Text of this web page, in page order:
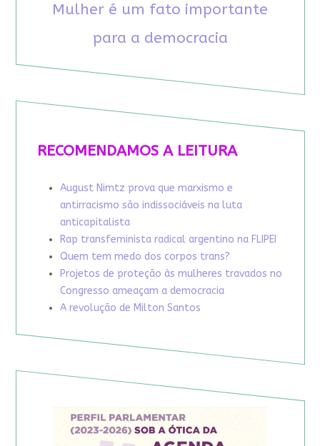
Mulher é um fato importante
para a democracia
RECOMENDAMOS A LEITURA
August Nimtz prova que marxismo e
antirracismo são indissociáveis na luta
anticapitalista
Rap transfeminista radical argentino na FLIPEI
Quem tem medo dos corpos trans?
Projetos de proteção às mulheres travados no
Congresso ameaçam a democracia
A revolução de Milton Santos